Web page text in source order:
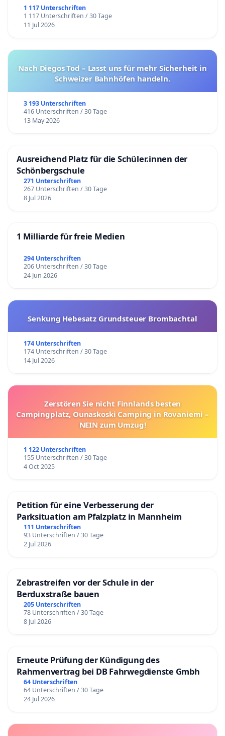
1 117 Unterschriften
1 117 Unterschriften / 30 Tage
11 Jul 2026
Nach Diegos Tod – Lasst uns für mehr Sicherheit in
Schweizer Bahnhöfen handeln.
3 193 Unterschriften
416 Unterschriften / 30 Tage
13 May 2026
Ausreichend Platz für die Schüler.innen der
Schönbergschule
271 Unterschriften
267 Unterschriften / 30 Tage
8 Jul 2026
1 Milliarde für freie Medien
294 Unterschriften
206 Unterschriften / 30 Tage
24 Jun 2026
Senkung Hebesatz Grundsteuer Brombachtal
174 Unterschriften
174 Unterschriften / 30 Tage
14 Jul 2026
Zerstören Sie nicht Finnlands besten
Campingplatz, Ounaskoski Camping in Rovaniemi –
NEIN zum Umzug!
1 122 Unterschriften
155 Unterschriften / 30 Tage
4 Oct 2025
Petition für eine Verbesserung der
Parksituation am Pfalzplatz in Mannheim
111 Unterschriften
93 Unterschriften / 30 Tage
2 Jul 2026
Zebrastreifen vor der Schule in der
Berduxstraße bauen
205 Unterschriften
78 Unterschriften / 30 Tage
8 Jul 2026
Erneute Prüfung der Kündigung des
Rahmenvertrag bei DB Fahrwegdienste Gmbh
64 Unterschriften
64 Unterschriften / 30 Tage
24 Jul 2026